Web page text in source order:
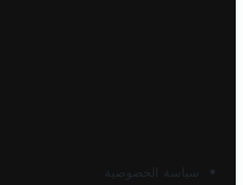
سياسة الخصوصية